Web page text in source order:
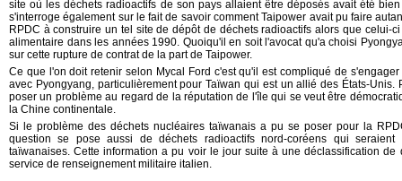
site où les déchets radioactifs de son pays allaient être déposés avait été
s'interroge également sur le fait de savoir commentTaipower avait pu faire
RPDC à construire un tel site de dépôt de déchets radioactifs alors que celui-
alimentaire dans les années 1990. Quoiqu'il en soit l'avocat qu'a choisi
sur cette rupture de contrat de la part de Taipower.
Ce que l'on doit retenir selon Mycal Ford c'est qu'il est compliqué de
avec Pyongyang, particulièrement pour Taïwan qui est un allié des États-Unis.
poser un problème au regard de la réputation de l'île qui se veut être
la Chine continentale.
Si le problème des déchets nucléaires taïwanais a pu se poser pour la
question se pose aussi de déchets radioactifs nord-coréens qui
taïwanaises. Cette information a pu voir le jour suite à une déclassification de
service de renseignement militaire italien.